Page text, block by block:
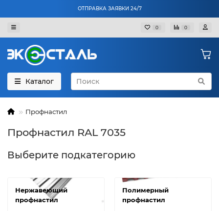
ОТПРАВКА ЗАЯВКИ 24/7
0 0
Каталог
Профнастил
Профнастил RAL 7035
Выберите подкатегорию
Нержавеющий
профнастил
Полимерный
профнастил